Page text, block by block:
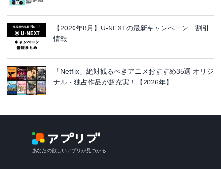
【2026年8月】U-NEXTの最新キャンペーン・割引
情報
「Netflix」絶対観るべきアニメおすすめ35選 オリジ
ナル・独占作品が超充実！【2026年】
あなたの欲しいアプリが見つかる